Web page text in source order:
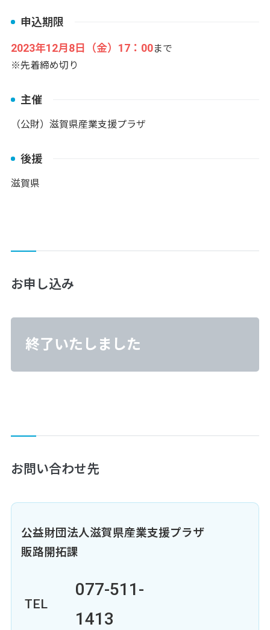
申込期限
2023年12月8日（金）17：00まで
※先着締め切り
主催
（公財）滋賀県産業支援プラザ
後援
滋賀県
お申し込み
終了いたしました
お問い合わせ先
公益財団法人滋賀県産業支援プラザ
販路開拓課
TEL
077-511-
1413